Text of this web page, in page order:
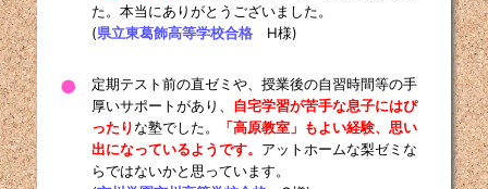
た。本当にありがとうございました。
(県立東葛飾高等学校合格H様)
●
定期テスト前の直ゼミや、授業後の自習時間等の手
厚いサポートがあり、 自宅学習が苦手な息子にはぴ
ったりな塾でした。
「高原教室」もよい経験、思い
出になっているようです。 アットホームな梨ゼミな
らではないかと思っています。